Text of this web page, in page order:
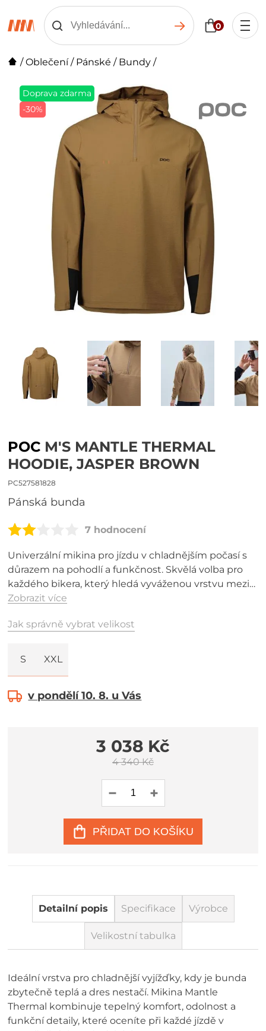
0
/Oblečení/ Pánské / Bundy /
Doprava zdarma
-30%
POC M'S MANTLE THERMAL
HOODIE, JASPER BROWN
PC527581828
pánská bunda
7 hodnocení
Univerzální mikina pro jízdu v chladnějším počasí s
důrazem na pohodlí a funkčnost. Skvělá volba pro
každého bikera, který hledá vyváženou vrstvu mezi
dresem a bundou.
Zobrazit více
Jak správně vybrat velikost
S XXL
v pondělí 10. 8. u Vás
3 038 Kč
4 340 Kč
PŘIDAT DO KOŠÍKU
Detailní popis Specifikace Výrobce
Velikostní tabulka
Ideální vrstva pro chladnější vyjížďky, kdy je bunda
zbytečně teplá a dres nestačí. Mikina Mantle
Thermal kombinuje tepelný komfort, odolnost a
funkční detaily, které oceníte při každé jízdě v